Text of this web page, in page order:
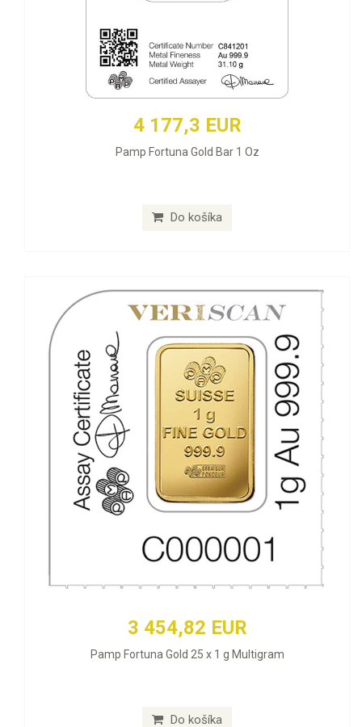
4 177,3 EUR
Pamp Fortuna Gold Bar 1 Oz
Do košíka
3 454,82 EUR
Pamp Fortuna Gold 25 x 1 g Multigram
Do košíka